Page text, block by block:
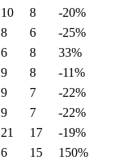
10 8
-20%
8 6
-25%
6 8
33%
9 8
-11%
9 7
-22%
9 7
-22%
21 17
-19%
6 15
150%